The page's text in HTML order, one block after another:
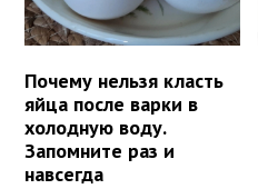
Почему нельзя класть
яйца после варки в
холодную воду.
Запомните раз и
навсегда